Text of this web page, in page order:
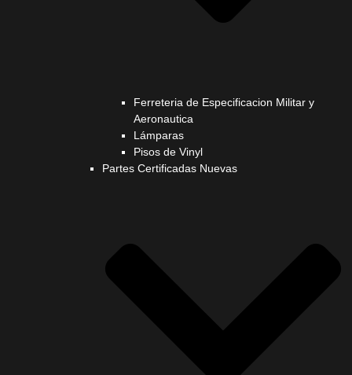
Ferreteria de Especificacion Militar y
Aeronautica
Lámparas
Pisos de Vinyl
Partes Certificadas Nuevas